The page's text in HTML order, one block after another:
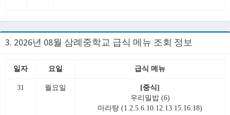
3. 2026년 08월 삼례중학교 급식 메뉴 조회 정보
일자 요일 급식 메뉴
31 월요일
[중식]
우리밀밥 (6)
마라탕 (1.2.5.6.10.12.13.15.16.18)